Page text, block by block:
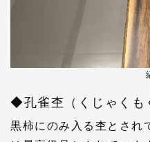
◆孔雀杢（くじゃくも
黒柿にのみ入る杢とされ